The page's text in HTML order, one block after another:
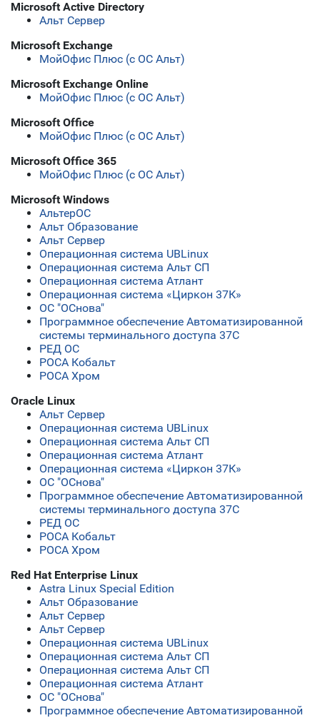
Microsoft Active Directory
Альт Сервер
Microsoft Exchange
МойОфис Плюс (с ОС Альт)
Microsoft Exchange Online
МойОфис Плюс (с ОС Альт)
Microsoft Office
МойОфис Плюс (с ОС Альт)
Microsoft Office 365
МойОфис Плюс (с ОС Альт)
Microsoft Windows
АльтерОС
Альт Образование
Альт Сервер
Операционная система UBLinux
Операционная система Альт СП
Операционная система Атлант
Операционная система «Циркон 37К»
ОС "ОСнова"
Программное обеспечение Автоматизированной
системы терминального доступа 37С
РЕД ОС
РОСА Кобальт
РОСА Хром
Oracle Linux
Альт Сервер
Операционная система UBLinux
Операционная система Альт СП
Операционная система Атлант
Операционная система «Циркон 37К»
ОС "ОСнова"
Программное обеспечение Автоматизированной
системы терминального доступа 37С
РЕД ОС
РОСА Кобальт
РОСА Хром
Red Hat Enterprise Linux
Astra Linux Special Edition
Альт Образование
Альт Сервер
Альт Сервер
Операционная система UBLinux
Операционная система Альт СП
Операционная система Альт СП
Операционная система Атлант
ОС "ОСнова"
Программное обеспечение Автоматизированной